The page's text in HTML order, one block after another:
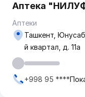
Аптека
Аптеки
Ташкент,
й квартал, д. 11а
+998 95 ****